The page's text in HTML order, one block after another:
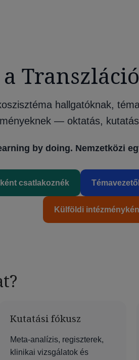
a
hallgatóknak,
— oktatás,
by doing. Nemzetközi
csatlakoznék
Külföldi
Kutatási fókusz
Meta-analízis, regiszterek,
klinikai vizsgálatok és